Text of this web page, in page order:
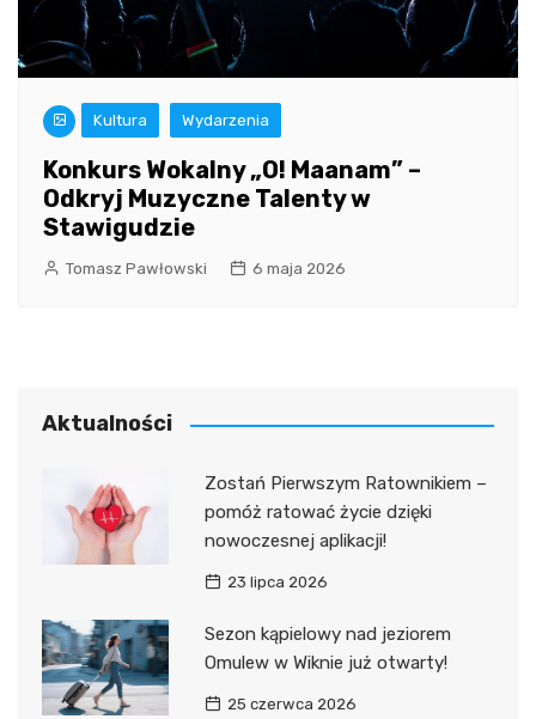
Kultura Wydarzenia
Konkurs Wokalny „O! Maanam” –
Odkryj Muzyczne Talenty w
Stawigudzie
Tomasz Pawłowski 6 maja 2026
Aktualności
Zostań Pierwszym Ratownikiem –
pomóż ratować życie dzięki
nowoczesnej aplikacji!
23 lipca 2026
Sezon kąpielowy nad jeziorem
Omulew w Wiknie już otwarty!
25 czerwca 2026